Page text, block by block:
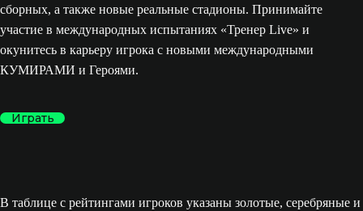
сборных, а также новые реальные стадионы. Принимайте
участие в международных испытаниях «Тренер Live» и
окунитесь в карьеру игрока с новыми международными
КУМИРАМИ и Героями.
Играть
В таблице с рейтингами игроков указаны золотые, серебряные и